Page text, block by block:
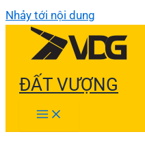
Nhảy tới nội dung
ĐẤT VƯỢNG